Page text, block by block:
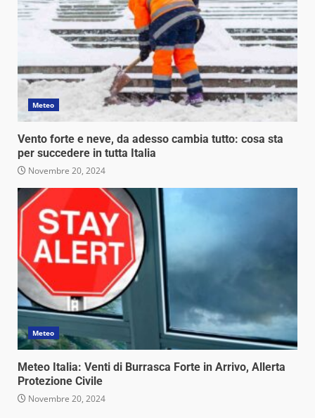
Meteo
Vento forte e neve, da adesso cambia tutto: cosa sta
per succedere in tutta Italia
Novembre 20, 2024
Meteo
Meteo Italia: Venti di Burrasca Forte in Arrivo, Allerta
Protezione Civile
Novembre 20, 2024